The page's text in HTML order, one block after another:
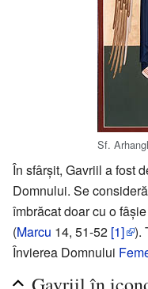
Sf.
În sfârșit, Gavriil a fost
Domnului. Se
îmbrăcat doar cu o
(Marcu 14, 51-52 [1] ).
Învierea Domnului
Gavriil în